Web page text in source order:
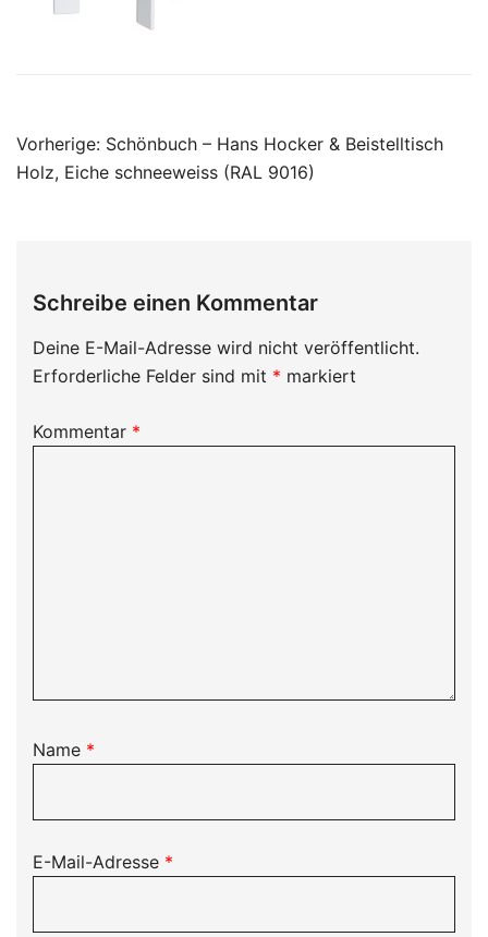
Beitragsnavigation
Vorherige: Schönbuch – Hans Hocker & Beistelltisch
Holz, Eiche schneeweiss (RAL 9016)
Schreibe einen Kommentar
Deine E-Mail-Adresse wird nicht veröffentlicht.
Erforderliche Felder sind mit * markiert
Kommentar *
Name *
E-Mail-Adresse *